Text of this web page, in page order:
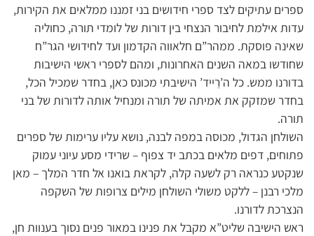
ספרים עתיקים לצד ספרי חידושים בני זמננו ממלאים את הקירות,
עדות אילמת לחיבור הנצחי בין דורות של לומדי תורה, כחוליה
שאינה פוסקת. ממהר”ם חלאווה הקדמון ועד לחידושי הגר”ח
שחודשו במאה השנים האחרונות, ומהם לספרי ראשי הישיבות
בדורנו ממש. כל ה’רֵייד’ הישיבתי מכונס כאן, בחדר שמכיל הכל,
בחדר שמזקק את אמיתה של תורה ומנחיל אותה לדורות של בני
תורה.
השולחן הגדול, מכוסה במפה לבנה, נושא עליו ערימות של ספרים
פתוחים, דפים מלאים בכתב יד צפוף – שרידי מסע עיוני עמוק
שנקטע כנראה רק לשעה קלה, לקראת בואנו אל חדר המלך – מאן
מלכי רבנן – ללקט משולי השולחן מילים צרופות של השקפה
הנצרכת לדורנו.
ראש הישיבה שליט”א מקבל את פנינו במאור פנים נסוך בענוות חן,